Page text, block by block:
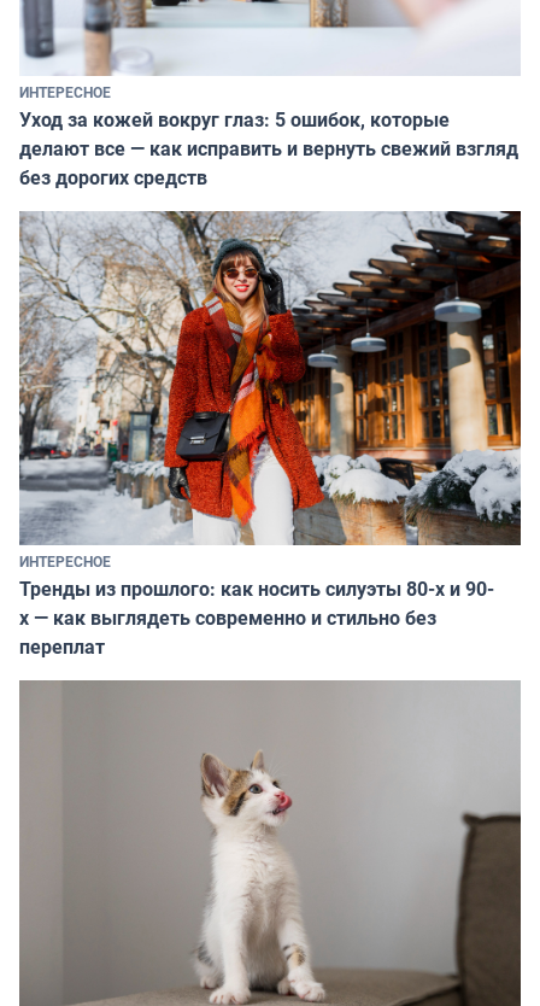
ИНТЕРЕСНОЕ
Уход за кожей вокруг глаз: 5 ошибок, которые
делают все — как исправить и вернуть свежий взгляд
без дорогих средств
ИНТЕРЕСНОЕ
Тренды из прошлого: как носить силуэты 80-х и 90-
х — как выглядеть современно и стильно без
переплат